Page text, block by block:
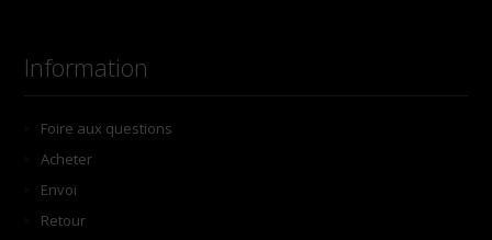
Information
Foire aux questions
Acheter
Envoi
Retour